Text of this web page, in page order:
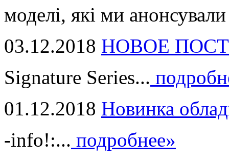
моделі, які ми
03.12.2018 НОВОЕ
Signature Series...
01.12.2018 Новинка
-info!:... подробнее»